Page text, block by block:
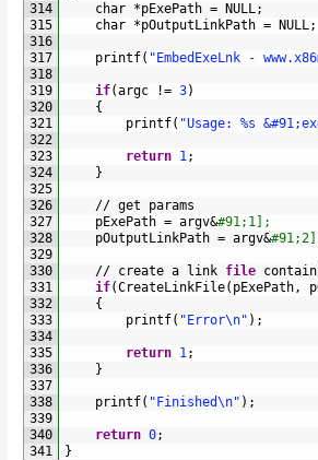
314
315
316
317
318
319
320
321
322
323
324
325
326
327
328
329
330
331
332
333
334
335
336
337
338
339
340
341
char *pExePath = NULL ;
char *pOutputLinkPath = NULL ;
printf( "EmbedExeLnk -
if(argc != 3)
{
printf( "Usage: %s
return 1 ;
}
// get params
pExePath = argv&#91;1];
pOutputLinkPath = argv&
// create a link file
if(CreateLinkFile( pExePath ,
{
printf( "Error\n" ) ;
return 1 ;
}
printf( "Finished\n" ) ;
return 0;
}